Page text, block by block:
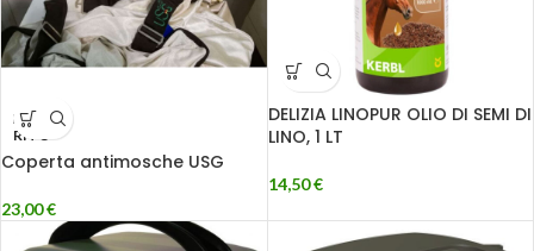
ESAU
RITO
Coperta antimosche USG
23,00€
DELIZIA LINOPUR OLIO DI SEMI DI
LINO, 1 LT
14,50€